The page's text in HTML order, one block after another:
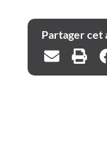
Partager cet